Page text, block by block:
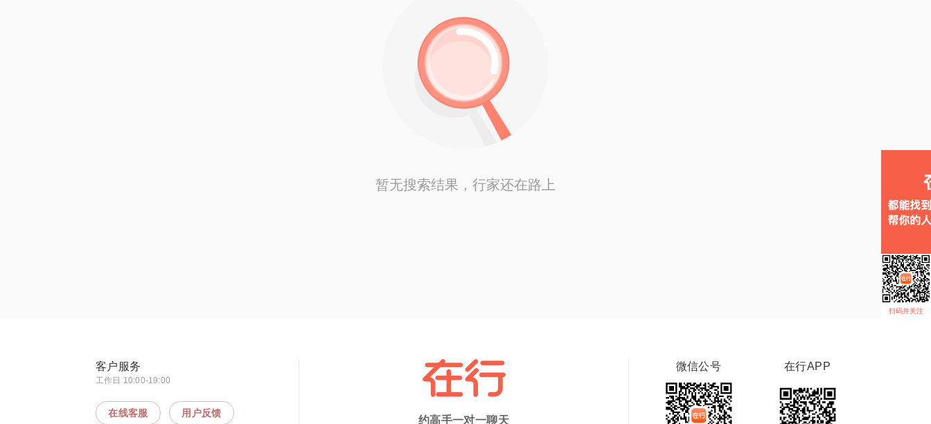
暂无搜索结果，行家还在路上
扫码并关注
客户服务
工作日 10:00-19:00
在线客服 用户反馈
约高手一对一聊天
微信公号 在行APP